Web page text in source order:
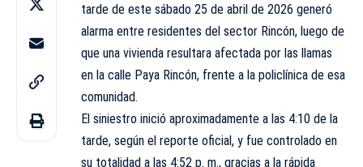
tarde de este sábado 25 de abril de 2026 generó
alarma entre residentes del sector Rincón, luego de
que una vivienda resultara afectada por las llamas
en la calle Paya Rincón, frente a la policlínica de esa
comunidad.
El siniestro inició aproximadamente a las 4:10 de la
tarde, según el reporte oficial, y fue controlado en
su totalidad a las 4:52 p. m., gracias a la rápida